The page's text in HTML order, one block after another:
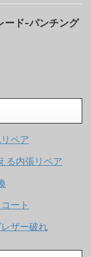
ード-パンチング
ペア
る内張リペア
ート
ザー破れ